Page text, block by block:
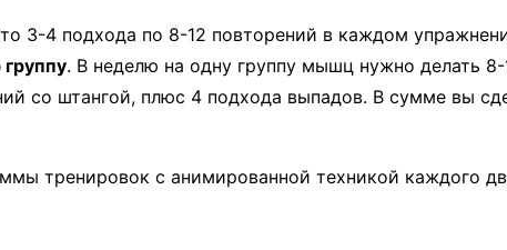
3-4 подхода по 8-12 повторений в каждом
. В неделю на одну группу мышц нужно делать
со штангой, плюс 4 подхода выпадов. В сумме вы
тренировок с анимированной техникой каждого